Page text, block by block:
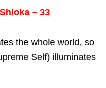
– 33
the whole world, so
Self) illuminates